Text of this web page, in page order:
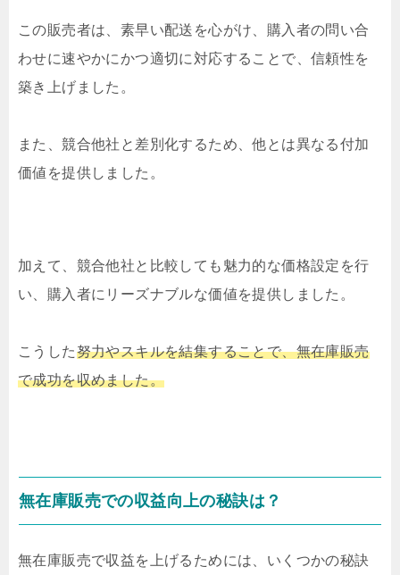
この販売者は、素早い配送を心がけ、購入者の問い合
わせに速やかにかつ適切に対応することで、信頼性を
築き上げました。
また、競合他社と差別化するため、他とは異なる付加
価値を提供しました。
加えて、競合他社と比較しても魅力的な価格設定を行
い、購入者にリーズナブルな価値を提供しました。
こうした努力やスキルを結集することで、無在庫販売
で成功を収めました。
無在庫販売での収益向上の秘訣は？
無在庫販売で収益を上げるためには、いくつかの秘訣